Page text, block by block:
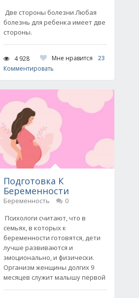
Две стороны болезни Любая
болезнь для ребенка имеет две
стороны.
4 928 Мне нравится
23
Комментировать
Подготовка К
Беременности
Беременность
0
Психологи считают, что в
семьях, в которых к
беременности готовятся, дети
лучше развиваются и
эмоционально, и физически.
Организм женщины долгих 9
месяцев служит малышу первой